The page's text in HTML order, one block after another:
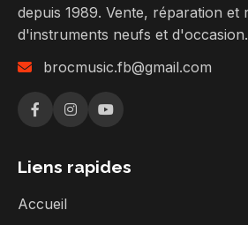
depuis 1989. Vente, réparation et
d'instruments neufs et d'occasion.
brocmusic.fb@gmail.com
Liens rapides
Accueil